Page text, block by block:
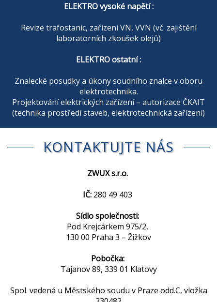
ELEKTRO vysoké napětí :
Revize trafostanic, zařízení VN, VVN (vč. zajištění
laboratorních zkoušek olejů)
ELEKTRO ostatní :
Znalecké posudky a úkony soudního znalce v oboru
elektrotechnika.
Projektování elektrických zařízení – autorizace ČKAIT
(technika prostředí staveb, elektrotechnická zařízení)
KONTAKTUJTE NÁS
ZWUX s.r.o.
IČ: 280 49 403
Sídlo společnosti:
Pod Krejcárkem 975/2,
130 00 Praha 3 – Žižkov
Pobočka:
Tajanov 89, 339 01 Klatovy
Spol. vedená u Městského soudu v Praze odd.C, vložka